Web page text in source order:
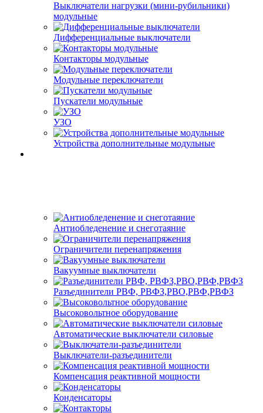
Выключатели нагрузки (мини-рубильники)
модульные
Дифференциальные выключатели
Контакторы модульные
Модульные переключатели
Пускатели модульные
УЗО
Устройства дополнительные модульные
Антиобледенение и снеготаяние
Ограничители перенапряжения
Вакуумные выключатели
Разъединители РВФ, РВФЗ,РВО,РВФ,РВФЗ
Высоковольтное оборудование
Автоматические выключатели cиловые
Выключатели-разъединители
Компенсация реактивной мощности
Конденсаторы